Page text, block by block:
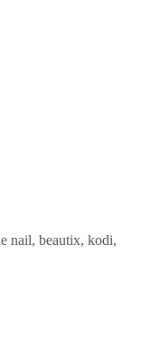
nail, beautix, kodi,